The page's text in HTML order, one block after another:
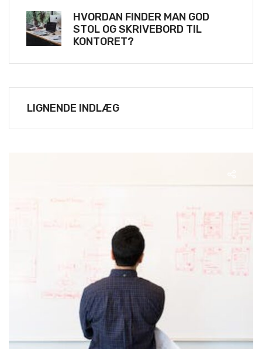
HVORDAN FINDER MAN GOD
STOL OG SKRIVEBORD TIL
KONTORET?
LIGNENDE INDLÆG